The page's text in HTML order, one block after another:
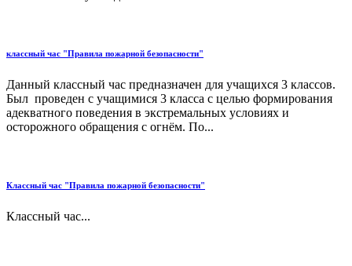
классный час "Правила пожарной безопасности"
Данный классный час предназначен для учащихся 3 классов.
Был проведен с учащимися 3 класса с целью формирования
адекватного поведения в экстремальных условиях и
осторожного обращения с огнём. По...
Классный час "Правила пожарной безопасности"
Классный час...